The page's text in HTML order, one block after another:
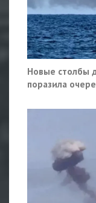
Новые столбы
поразила